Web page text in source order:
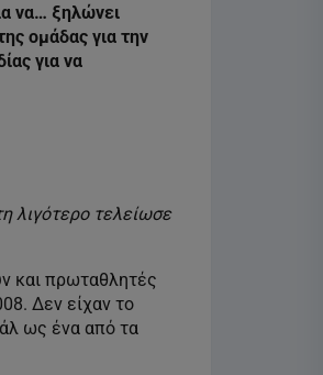
να… ξηλώνει
ομάδας για την
για να
λιγότερο τελείωσε
και πρωταθλητές
Δεν είχαν το
ως ένα από τα